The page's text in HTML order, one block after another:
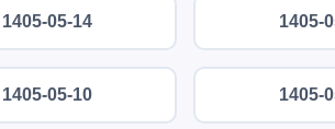
1405-
1405-05-14
1405-
1405-05-10